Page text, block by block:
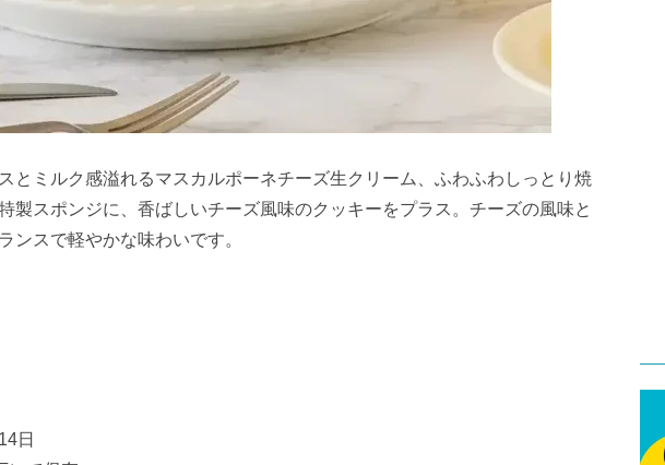
とミルク感溢れるマスカルポーネチーズ生クリーム、ふわふわしっとり焼
製スポンジに、香ばしいチーズ風味のクッキーをプラス。チーズの風味と
ンスで軽やかな味わいです。
日